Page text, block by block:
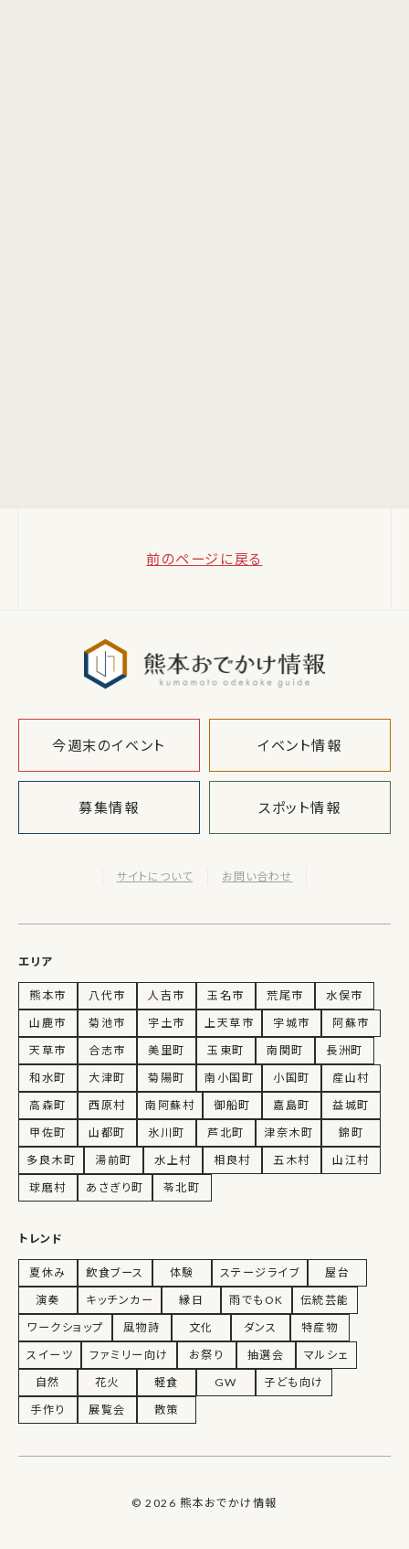
前のページに戻る
今週末のイベント イベント情報
募集情報 スポット情報
サイトについて お問い合わせ
エリア
熊本市 八代市 人吉市 玉名市 荒尾市
水俣市
山鹿市
菊池市 宇土市 上天草市 宇城市
阿蘇市
天草市
合志市 美里町 玉東町 南関町
長洲町
和水町
大津町 菊陽町 南小国町 小国町
産山村
高森町
西原村 南阿蘇村 御船町 嘉島町
益城町
甲佐町
山都町 氷川町 芦北町 津奈木町
錦町
多良木町
湯前町 水上村 相良村 五木村
山江村
球磨村
あさぎり町 苓北町
トレンド
夏休み 飲食ブース 体験 ステージライブ
屋台
演奏
キッチンカー 縁日 雨でもOK
伝統芸能
ワークショップ
風物詩 文化 ダンス
特産物
スイーツ
ファミリー向け お祭り 抽選会
マルシェ
自然
花火 軽食 GW
子ども向け
手作り
展覧会 散策
© 2026 熊本おでかけ情報